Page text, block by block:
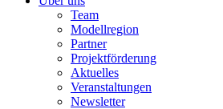
Team
Modellregion
Partner
Projektförderung
Aktuelles
Veranstaltungen
Newsletter